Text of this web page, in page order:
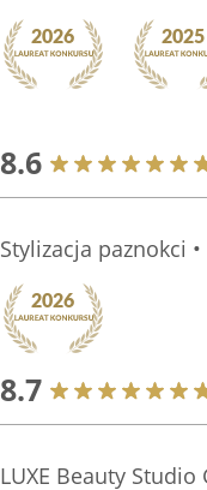
8.6
Stylizacja paznokci
8.7
LUXE Beauty Studio